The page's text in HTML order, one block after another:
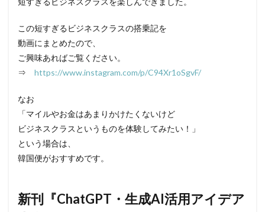
この短すぎるビジネスクラスの搭乗記を
動画にまとめたので、
ご興味あればご覧ください。
⇒ https://www.instagram.com/p/C94Xr1oSgvF/
なお
「マイルやお金はあまりかけたくないけど
ビジネスクラスというものを体験してみたい！」
という場合は、
韓国便がおすすめです。
新刊『ChatGPT・生成AI活用アイデア